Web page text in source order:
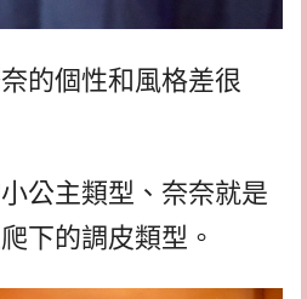
的個性和風格差很
公主類型、奈奈就是
下的調皮類型。